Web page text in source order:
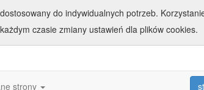
strony
do indywidualnych potrzeb.
czasie zmiany ustawień dla plików cookies.